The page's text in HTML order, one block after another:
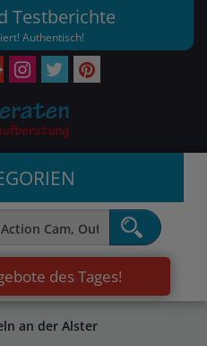
Testberichte
Authentisch!
des Tages!
an der Alster